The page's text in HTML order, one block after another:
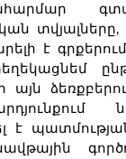
տվյալները,
է
այն
է